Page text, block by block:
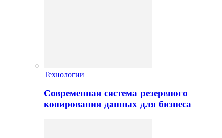
Технологии
Современная система резервного
копирования данных для бизнеса